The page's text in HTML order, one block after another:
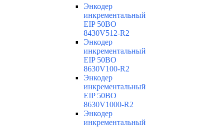
Энкодер
инкрементальный
EIP 50BO
8430V512-R2
Энкодер
инкрементальный
EIP 50BO
8630V100-R2
Энкодер
инкрементальный
EIP 50BO
8630V1000-R2
Энкодер
инкрементальный